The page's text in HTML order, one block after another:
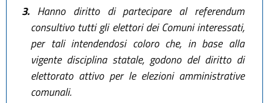
3.Hanno diritto di partecipare al referendum
consultivo tutti gli elettori dei Comuni interessati,
per tali intendendosi coloro che, in base alla
vigente disciplina statale, godono del diritto di
elettorato attivo per le elezioni amministrative
comunali.